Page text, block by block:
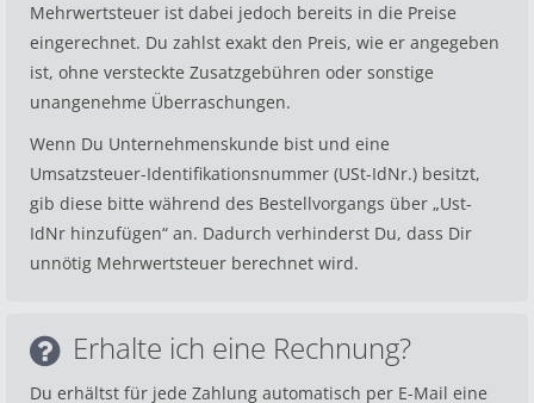
Mehrwertsteuer ist dabei jedoch bereits in die Preise
eingerechnet. Du zahlst exakt den Preis, wie er angegeben
ist, ohne versteckte Zusatzgebühren oder sonstige
unangenehme Überraschungen.
Wenn Du Unternehmenskunde bist und eine
Umsatzsteuer-Identifikationsnummer (USt-IdNr.) besitzt,
gib diese bitte während des Bestellvorgangs über „Ust-
IdNr hinzufügen“ an. Dadurch verhinderst Du, dass Dir
unnötig Mehrwertsteuer berechnet wird.
Erhalte ich eine Rechnung?
Du erhältst für jede Zahlung automatisch per E-Mail eine